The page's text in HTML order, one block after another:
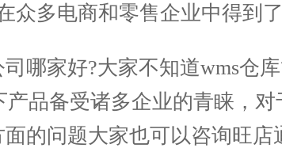
众多电商和零售企业中得到
家好?大家不知道wms仓
品备受诸多企业的青睐，
的问题大家也可以咨询旺店